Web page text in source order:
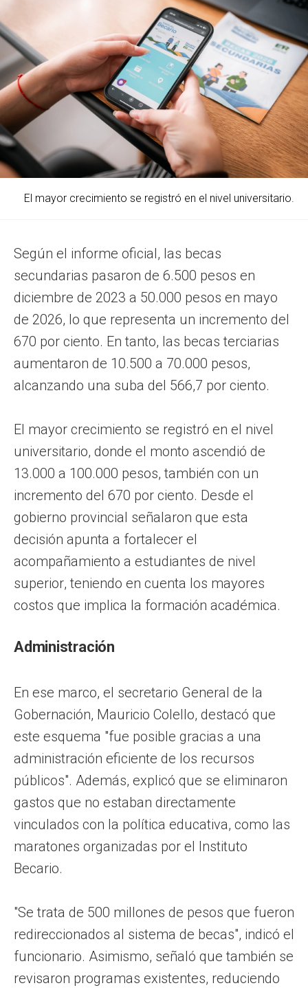
El mayor crecimiento se registró en el nivel universitario.
Según el informe oficial, las becas
secundarias pasaron de 6.500 pesos en
diciembre de 2023 a 50.000 pesos en mayo
de 2026, lo que representa un incremento del
670 por ciento. En tanto, las becas terciarias
aumentaron de 10.500 a 70.000 pesos,
alcanzando una suba del 566,7 por ciento.
El mayor crecimiento se registró en el nivel
universitario, donde el monto ascendió de
13.000 a 100.000 pesos, también con un
incremento del 670 por ciento. Desde el
gobierno provincial señalaron que esta
decisión apunta a fortalecer el
acompañamiento a estudiantes de nivel
superior, teniendo en cuenta los mayores
costos que implica la formación académica.
Administración
En ese marco, el secretario General de la
Gobernación, Mauricio Colello, destacó que
este esquema "fue posible gracias a una
administración eficiente de los recursos
públicos". Además, explicó que se eliminaron
gastos que no estaban directamente
vinculados con la política educativa, como las
maratones organizadas por el Instituto
Becario.
"Se trata de 500 millones de pesos que fueron
redireccionados al sistema de becas", indicó el
funcionario. Asimismo, señaló que también se
revisaron programas existentes, reduciendo